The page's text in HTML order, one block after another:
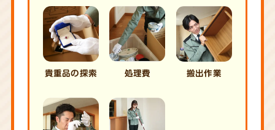
貴重品の探索 処理費 搬出作業